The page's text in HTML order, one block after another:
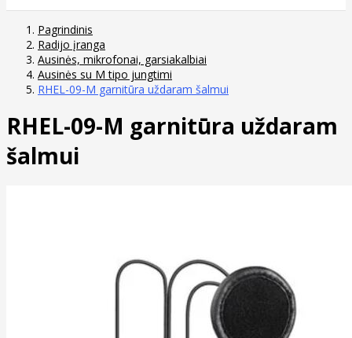
Pagrindinis
Radijo įranga
Ausinės, mikrofonai, garsiakalbiai
Ausinės su M tipo jungtimi
RHEL-09-M garnitūra uždaram šalmui
RHEL-09-M garnitūra uždaram
šalmui